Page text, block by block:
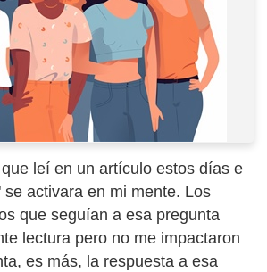
leí en un artículo estos días e
se activara en mi mente. Los
que seguían a esa pregunta
lectura pero no me impactaron
es más, la respuesta a esa